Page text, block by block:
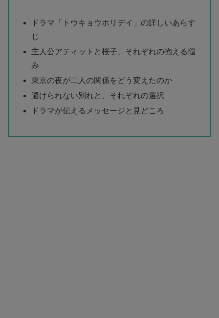
ドラマ「トウキョウホリデイ」の詳しいあらす
じ
主人公アティットと桜子、それぞれの抱える悩
み
東京の夜が二人の関係をどう変えたのか
避けられない別れと、それぞれの選択
ドラマが伝えるメッセージと見どころ